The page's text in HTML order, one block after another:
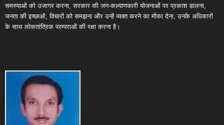
समस्याओं को उजागर करना, सरकार की जन-कल्याणकारी योजनाओं पर प्रकाश डालना,
जनता की इच्छाओं, विचारों को समझना और उन्हें व्यक्त करने का मौका देना, उनके अधिकारों
के साथ लोकतांत्रिक परम्पराओं की रक्षा करना है।